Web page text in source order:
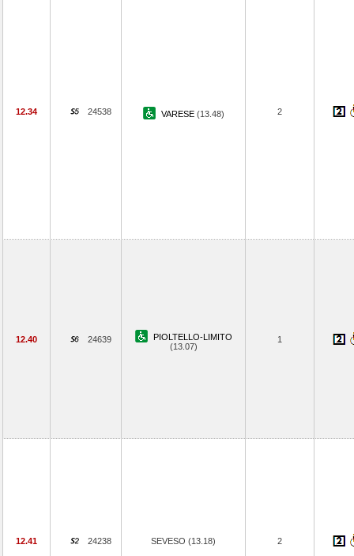
12.34 24538 VARESE (13.48) 2
12.40 24639
PIOLTELLO-LIMITO
(13.07)
1
12.41 24238 SEVESO (13.18) 2